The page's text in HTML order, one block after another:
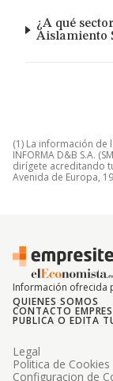
¿A qué
Aislamiento
(1) La información
INFORMA D&B S.A.
dirígete acreditando
Avenida de Europa,
Información ofrecida
QUIENES SOMOS
CONTACTO
PUBLICA O EDITA
Legal
Politica de Cookies
Configuracion de